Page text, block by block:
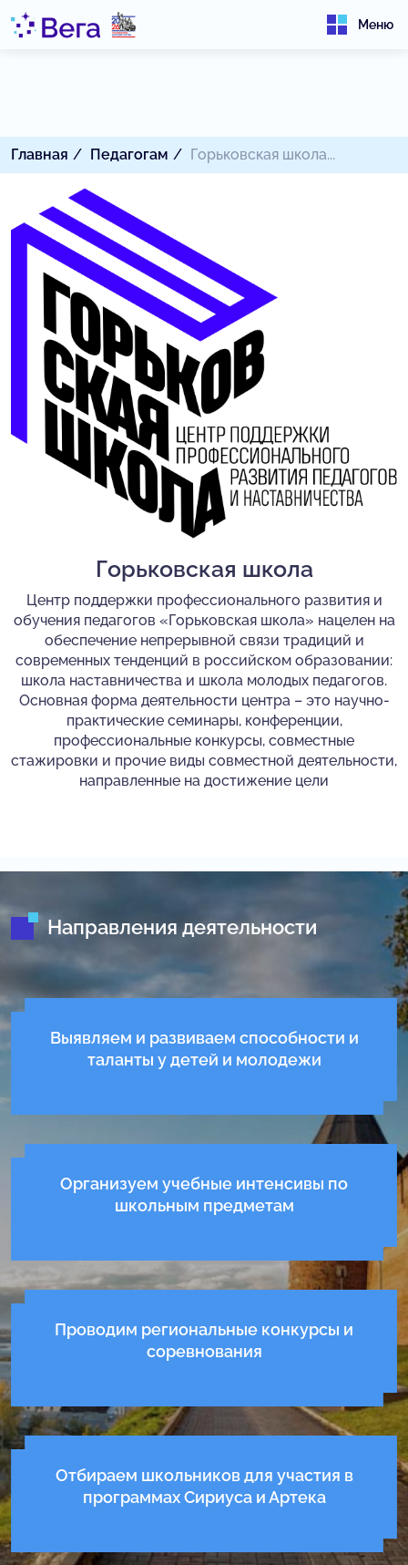
Меню
Главная Педагогам Горьковская школа...
Горьковская школа
Центр поддержки профессионального развития и
обучения педагогов «Горьковская школа» нацелен на
обеспечение непрерывной связи традиций и
современных тенденций в российском образовании:
школа наставничества и школа молодых педагогов.
Основная форма деятельности центра – это научно-
практические семинары, конференции,
профессиональные конкурсы, совместные
стажировки и прочие виды совместной деятельности,
направленные на достижение цели
Направления деятельности
Выявляем и развиваем способности и
таланты у детей и молодежи
Организуем учебные интенсивы по
школьным предметам
Проводим региональные конкурсы и
соревнования
Отбираем школьников для участия в
программах Сириуса и Артека